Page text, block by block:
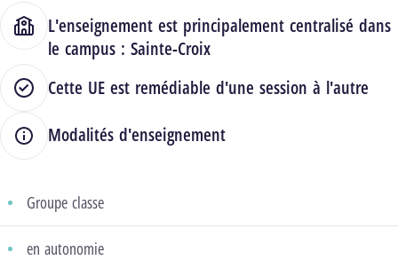
L'enseignement est principalement centralisé dans
le campus : Sainte-Croix
Cette UE est remédiable d'une session à l'autre
Modalités d'enseignement
Groupe classe
en autonomie